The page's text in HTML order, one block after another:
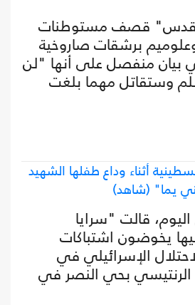
قصف مستوطنات
برشقات صاروخية
بيان منفصل على أنها "لن
وستقاتل مهما بلغت
أثناء وداع طفلها الشهيد
يما" (شاهد)
قالت "سرايا
يخوضون اشتباكات
الإسرائيلي في
بحي النصر في